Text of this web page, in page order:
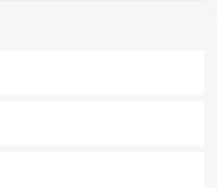
は地元の風情を楽しめる外せないスポット